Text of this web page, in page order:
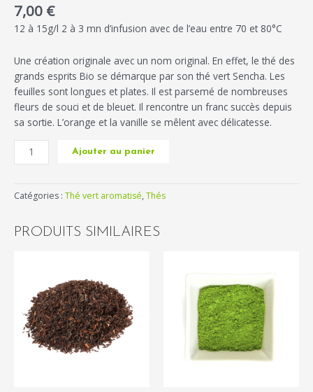
7,00 €
12 à 15g/l 2 à 3 mn d’infusion avec de l’eau entre 70 et 80°C
Une création originale avec un nom original. En effet, le thé des
grands esprits Bio se démarque par son thé vert Sencha. Les
feuilles sont longues et plates. Il est parsemé de nombreuses
fleurs de souci et de bleuet. Il rencontre un franc succès depuis
sa sortie. L’orange et la vanille se mêlent avec délicatesse.
Ajouter au panier
Catégories : Thé vert aromatisé,Thés
PRODUITS SIMILAIRES